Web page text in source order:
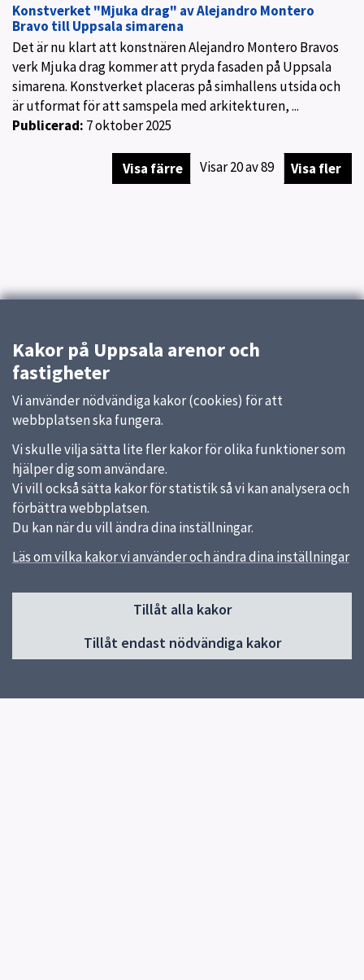
Konstverket "Mjuka drag" av Alejandro Montero
Bravo till Uppsala simarena
Det är nu klart att konstnären Alejandro Montero Bravos
verk Mjuka drag kommer att pryda fasaden på Uppsala
simarena. Konstverket placeras på simhallens utsida och
är utformat för att samspela med arkitekturen, ...
Publicerad: 7 oktober 2025
Visa färre Visar20av89 Visa fler
Kakor på Uppsala arenor och
fastigheter
Vi använder nödvändiga kakor (cookies) för att
webbplatsen ska fungera.
Vi skulle vilja sätta lite fler kakor för olika funktioner som
hjälper dig som användare.
Vi vill också sätta kakor för statistik så vi kan analysera och
förbättra webbplatsen.
Du kan när du vill ändra dina inställningar.
Läs om vilka kakor vi använder och ändra dina inställningar
Tillåt alla kakor
Tillåt endast nödvändiga kakor
Sidfot
Uppsala kommun arenor och fastigheter AB